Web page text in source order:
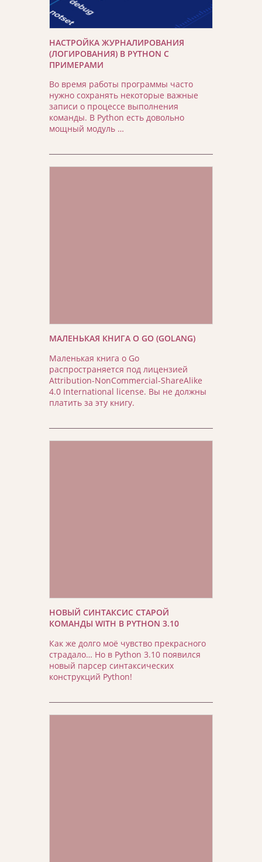
НАСТРОЙКА ЖУРНАЛИРОВАНИЯ
(ЛОГИРОВАНИЯ) В PYTHON С
ПРИМЕРАМИ
Во время работы программы часто
нужно сохранять некоторые важные
записи о процессе выполнения
команды. В Python есть довольно
мощный модуль …
МАЛЕНЬКАЯ КНИГА О GO (GOLANG)
Маленькая книга о Go
распространяется под лицензией
Attribution-NonCommercial-ShareAlike
4.0 International license. Вы не должны
платить за эту книгу.
НОВЫЙ СИНТАКСИС СТАРОЙ
КОМАНДЫ WITH В PYTHON 3.10
Как же долго моё чувство прекрасного
страдало… Но в Python 3.10 появился
новый парсер синтаксических
конструкций Python!